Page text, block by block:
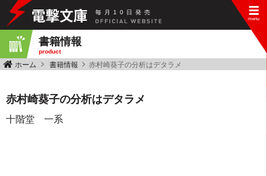
毎 月 10 日 発 売
書籍情報
product
ホーム 書籍情報 赤村崎葵子の分析はデタラメ
赤村崎葵子の分析はデタラメ
十階堂 一系